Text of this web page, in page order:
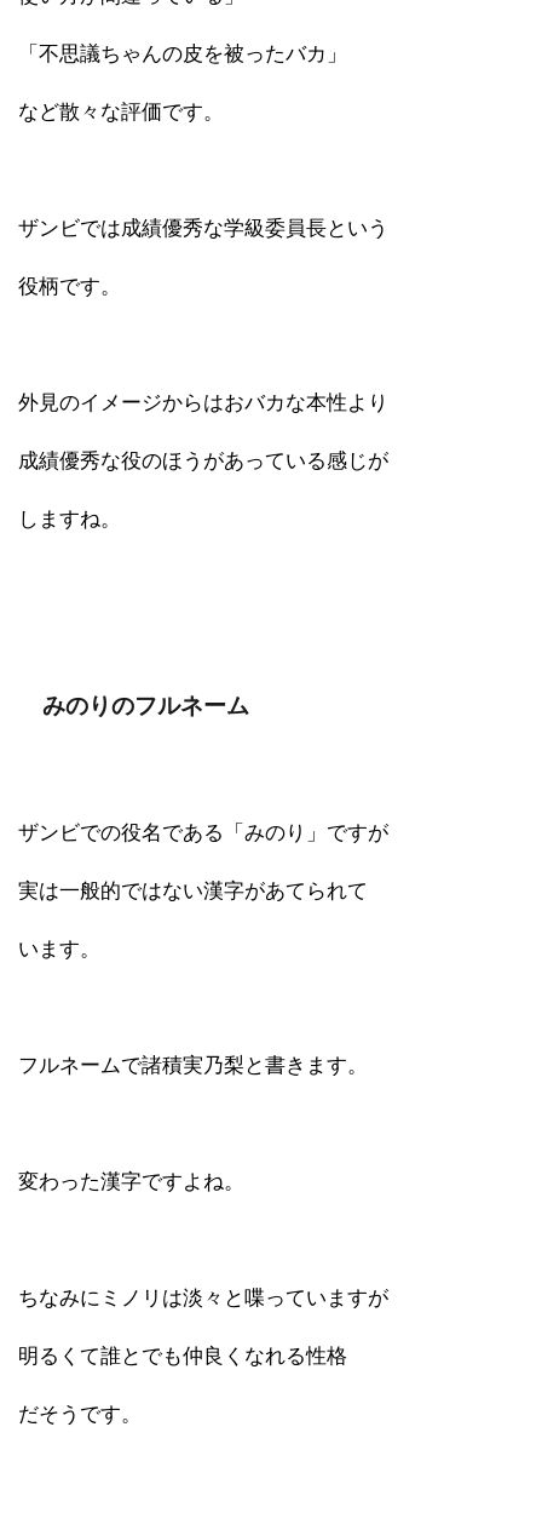
「不思議ちゃんの皮を被ったバカ」
など散々な評価です。
ザンビでは成績優秀な学級委員長という
役柄です。
外見のイメージからはおバカな本性より
成績優秀な役のほうがあっている感じが
しますね。
みのりのフルネーム
ザンビでの役名である「みのり」ですが
実は一般的ではない漢字があてられて
います。
フルネームで諸積実乃梨と書きます。
変わった漢字ですよね。
ちなみにミノリは淡々と喋っていますが
明るくて誰とでも仲良くなれる性格
だそうです。